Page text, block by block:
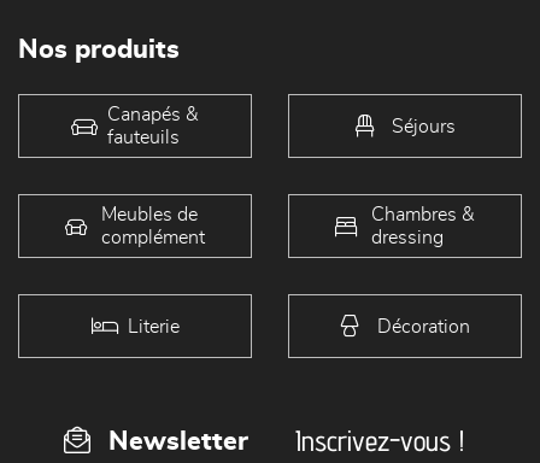
Nos produits
Canapés &
fauteuils
Séjours
Meubles de
complément
Chambres &
dressing
Literie Décoration
Newsletter Inscrivez-vous !